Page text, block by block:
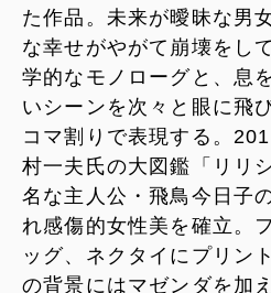
た作品。未来が曖昧な男
な幸せがやがて崩壊をし
学的なモノローグと、息
いシーンを次々と眼に飛
コマ割りで表現する。
村一夫氏の大図鑑「リリ
名な主人公・飛鳥今日子
れ感傷的女性美を確立。
ッグ、ネクタイにプリン
の背景にはマゼンダを加